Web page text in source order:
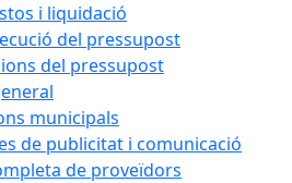
i liquidació
del pressupost
del pressupost
municipals
de publicitat i comunicació
de proveïdors